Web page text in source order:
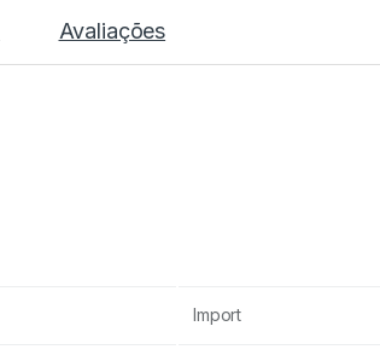
Avaliações
Import